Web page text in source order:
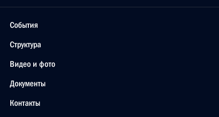
События
Структура
Видео и фото
Документы
Контакты